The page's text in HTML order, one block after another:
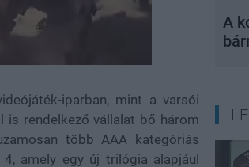
iparban, mint a varsói
is rendelkező vállalat bő három
több AAA kategóriás
amely egy új trilógia alapjául
A